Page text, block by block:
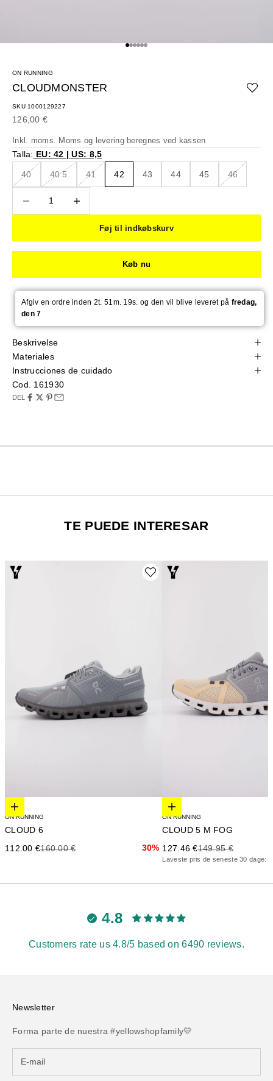
Gå til element 1
Gå til element 2
Gå til element 3
Gå til element 4
Gå til element 5
Gå til element 6
ON RUNNING
CLOUDMONSTER
SKU 1000129227
Salgspris
126,00 €
Inkl. moms. Moms og levering beregnes ved kassen
Talla: EU: 42 | US: 8,5
40 40.5 41 42 43 44 45 46
Føj til indkøbskurv
Køb nu
Afgiv en ordre inden 2t. 51m. 18s. og den vil blive leveret på fredag,
den 7
Beskrivelse
Materiales
Instrucciones de cuidado
Cod. 161930
DEL
TE PUEDE INTERESAR
Elige opciones
ON RUNNING
CLOUD 6
Precio de oferta
112.00 €Precio anterior
160.00 € 30%
Elige opciones
ON RUNNING
CLOUD 5 M FOG
Precio de oferta
127.46 €Precio anterior
149.95 €
Laveste pris de seneste 30 dage:
4.8
Customers rate us 4.8/5 based on 6490 reviews.
Newsletter
Forma parte de nuestra #yellowshopfamily💛